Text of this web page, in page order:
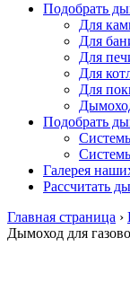
Подобрать
Для
Для
Для
Для
Для
Подобрать
Галерея
Рассчитать
Главная страница ›
Дымоход для